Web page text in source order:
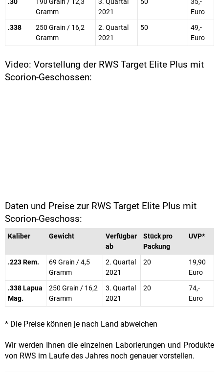
Gramm
2021
Euro
.338
250 Grain / 16,2
Gramm
2. Quartal
2021
50
49,-
Euro
Video: Vorstellung der RWS Target Elite Plus mit
Scorion-Geschossen:
Daten und Preise zur RWS Target Elite Plus mit
Scorion-Geschoss:
Kaliber Gewicht
Verfügbar
ab
Stück pro
Packung
UVP*
.223 Rem.
69 Grain / 4,5
Gramm
2. Quartal
2021
20
19,90
Euro
.338 Lapua
Mag.
250 Grain / 16,2
Gramm
3. Quartal
2021
20
74,-
Euro
* Die Preise können je nach Land abweichen
Wir werden Ihnen die einzelnen Laborierungen und Produkte
von RWS im Laufe des Jahres noch genauer vorstellen.